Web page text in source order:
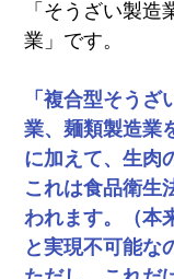
「そうざい製
業」です。
「複合型そう
業、麺類製造業
に加えて、生肉
これは食品衛生
われます。（本
と実現不可能な